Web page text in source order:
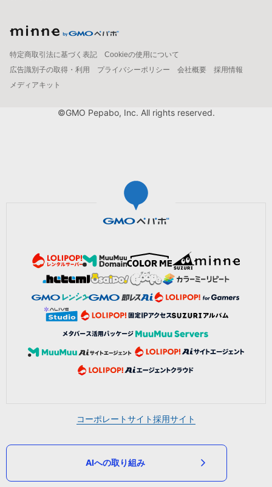
特定商取引法に基づく表記
Cookieの使用について
広告識別子の取得・利用
プライバシーポリシー 会社概要
採用情報
メディアキット
©GMO Pepabo, Inc. All rights reserved.
コーポレートサイト採用サイト
AIへの取り組み